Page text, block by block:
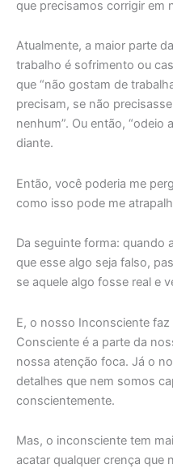
que precisamos corrigir em
Atualmente, a maior parte
trabalho é sofrimento ou
que “não gostam de
precisam, se não
nenhum”. Ou então, “odeio
diante.
Então, você poderia me
como isso pode me
Da seguinte forma: quando
que esse algo seja falso,
se aquele algo fosse real e
E, o nosso Inconsciente
Consciente é a parte da
nossa atenção foca. Já o
detalhes que nem somos
conscientemente.
Mas, o inconsciente tem
acatar qualquer crença que